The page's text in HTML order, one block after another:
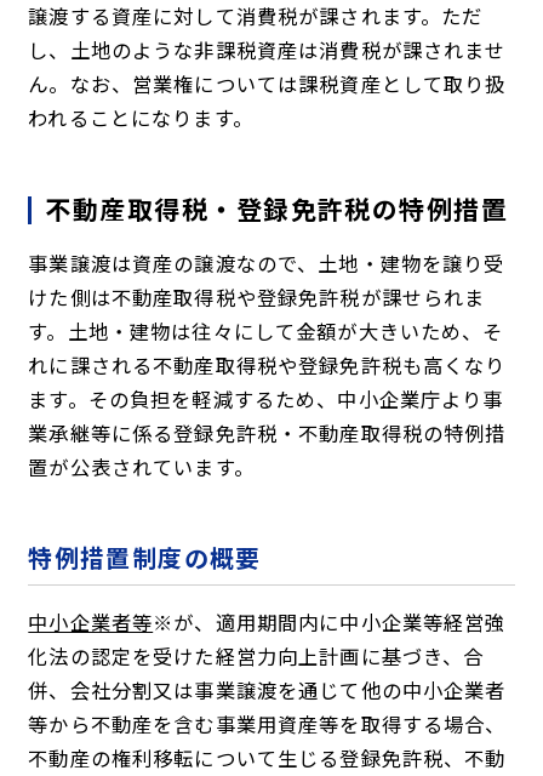
譲渡する資産に対して消費税が課されます。ただ
し、土地のような非課税資産は消費税が課されませ
ん。なお、営業権については課税資産として取り扱
われることになります。
不動産取得税・登録免許税の特例措置
事業譲渡は資産の譲渡なので、土地・建物を譲り受
けた側は不動産取得税や登録免許税が課せられま
す。土地・建物は往々にして金額が大きいため、そ
れに課される不動産取得税や登録免許税も高くなり
ます。その負担を軽減するため、中小企業庁より事
業承継等に係る登録免許税・不動産取得税の特例措
置が公表されています。
特例措置制度の概要
中小企業者等※が、適用期間内に中小企業等経営強
化法の認定を受けた経営力向上計画に基づき、合
併、会社分割又は事業譲渡を通じて他の中小企業者
等から不動産を含む事業用資産等を取得する場合、
不動産の権利移転について生じる登録免許税、不動